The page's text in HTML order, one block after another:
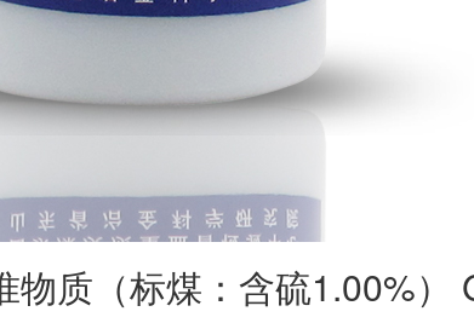
质（标煤：含硫1.00%）